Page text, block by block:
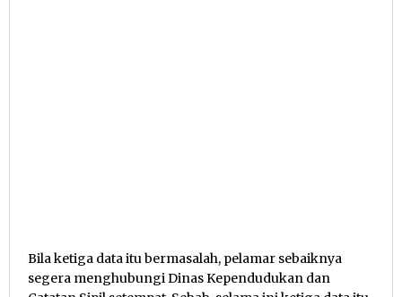
Bila ketiga data itu bermasalah, pelamar sebaiknya
segera menghubungi Dinas Kependudukan dan